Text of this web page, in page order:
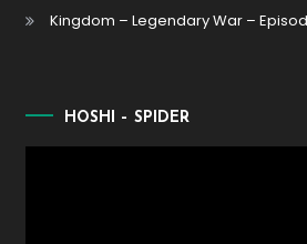
Kingdom – Legendary War –
HOSHI – SPIDER